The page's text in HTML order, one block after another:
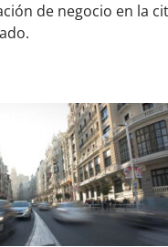
de negocio en la